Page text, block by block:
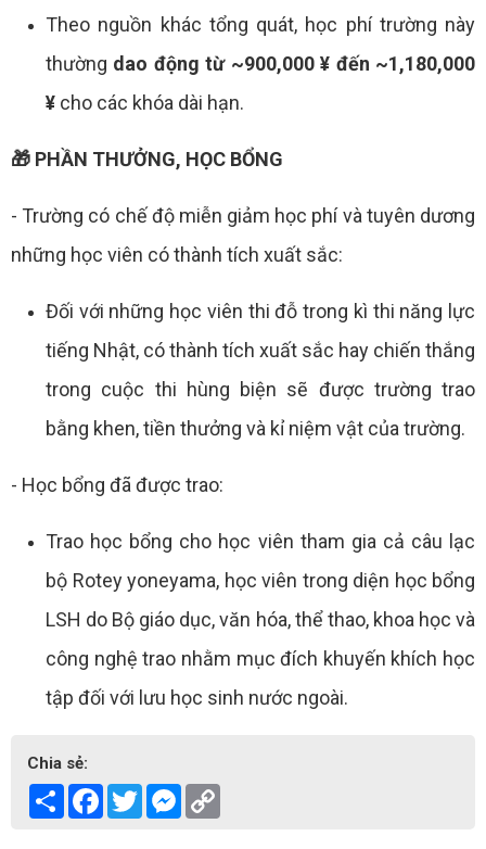
Theo nguồn khác tổng quát, học phí trường này
thường dao động từ ~900,000 ¥ đến ~1,180,000
¥ cho các khóa dài hạn.
🎁 PHẦN THƯỞNG, HỌC BỔNG
- Trường có chế độ miễn giảm học phí và tuyên dương
những học viên có thành tích xuất sắc:
Đối với những học viên thi đỗ trong kì thi năng lực
tiếng Nhật, có thành tích xuất sắc hay chiến thắng
trong cuộc thi hùng biện sẽ được trường trao
bằng khen, tiền thưởng và kỉ niệm vật của trường.
- Học bổng đã được trao:
Trao học bổng cho học viên tham gia cả câu lạc
bộ Rotey yoneyama, học viên trong diện học bổng
LSH do Bộ giáo dục, văn hóa, thể thao, khoa học và
công nghệ trao nhằm mục đích khuyến khích học
tập đối với lưu học sinh nước ngoài.
Chia sẻ:
Share Facebook
TwitterMessenger